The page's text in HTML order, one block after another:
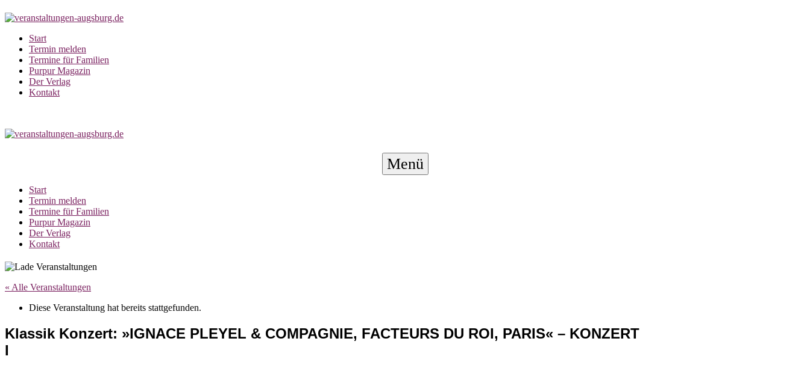
Inhalt
Start
Termin melden
Termine für Familien
Purpur Magazin
Der Verlag
Kontakt
Menü
Start
Termin melden
Termine für Familien
Purpur Magazin
Der Verlag
Kontakt
« Alle Veranstaltungen
Diese Veranstaltung hat bereits stattgefunden.
Klassik Konzert: »IGNACE PLEYEL & COMPAGNIE, FACTEURS DU ROI, PARIS« – KONZERT
I